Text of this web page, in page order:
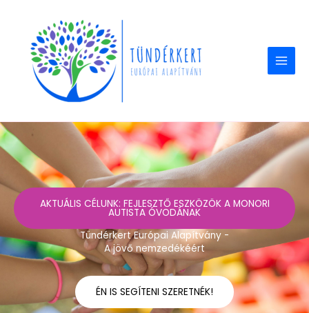
content
AKTUÁLIS CÉLUNK: FEJLESZTŐ ESZKÖZÖK A MONORI
AUTISTA ÓVODÁNAK
Tündérkert Európai Alapítvány -
A jövő nemzedékéért
ÉN IS SEGÍTENI SZERETNÉK!